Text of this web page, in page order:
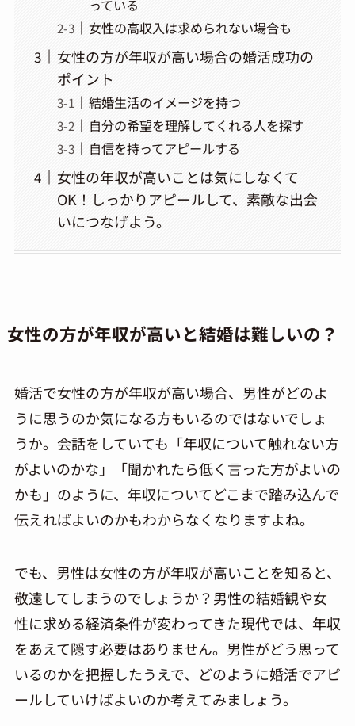
っている
女性の高収入は求められない場合も
女性の方が年収が高い場合の婚活成功の
ポイント
結婚生活のイメージを持つ
自分の希望を理解してくれる人を探す
自信を持ってアピールする
女性の年収が高いことは気にしなくて
OK！しっかりアピールして、素敵な出会
いにつなげよう。
女性の方が年収が高いと結婚は難しいの？
婚活で女性の方が年収が高い場合、男性がどのよ
うに思うのか気になる方もいるのではないでしょ
うか。会話をしていても「年収について触れない方
がよいのかな」「聞かれたら低く言った方がよいの
かも」のように、年収についてどこまで踏み込んで
伝えればよいのかもわからなくなりますよね。
でも、男性は女性の方が年収が高いことを知ると、
敬遠してしまうのでしょうか？男性の結婚観や女
性に求める経済条件が変わってきた現代では、年収
をあえて隠す必要はありません。男性がどう思って
いるのかを把握したうえで、どのように婚活でアピ
ールしていけばよいのか考えてみましょう。